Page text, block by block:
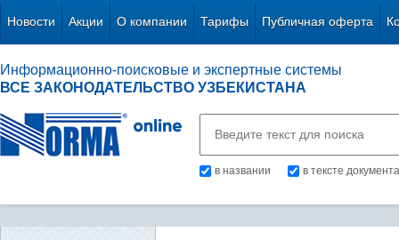
Новости Акции О компании Тарифы Публичная оферта
Информационно-поисковые и экспертные системы
ВСЕ ЗАКОНОДАТЕЛЬСТВО УЗБЕКИСТАНА
в названии в тексте документа